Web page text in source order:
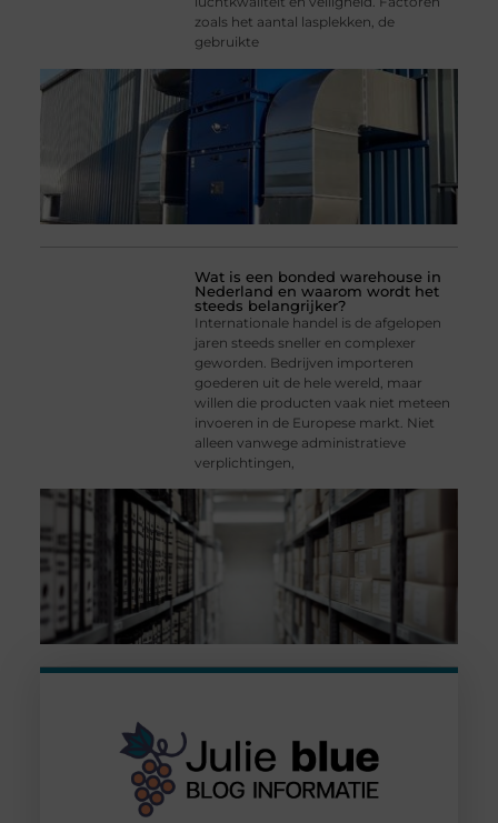
zoals het aantal lasplekken, de
gebruikte
Wat is een bonded warehouse in
Nederland en waarom wordt het
steeds belangrijker?
Internationale handel is de afgelopen
jaren steeds sneller en complexer
geworden. Bedrijven importeren
goederen uit de hele wereld, maar
willen die producten vaak niet meteen
invoeren in de Europese markt. Niet
alleen vanwege administratieve
verplichtingen,